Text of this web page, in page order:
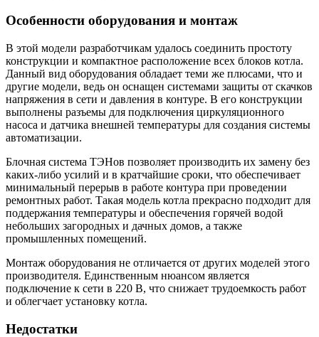
Особенности оборудования и монтаж
В этой модели разработчикам удалось соединить простоту
конструкции и компактное расположение всех блоков котла.
Данный вид оборудования обладает теми же плюсами, что и
другие модели, ведь он оснащен системами защиты от скачков
напряжения в сети и давления в контуре. В его конструкции
выполнены разъемы для подключения циркуляционного
насоса и датчика внешней температуры для создания системы
автоматизации.
Блочная система ТЭНов позволяет производить их замену без
каких-либо усилий и в кратчайшие сроки, что обеспечивает
минимальный перерыв в работе контура при проведении
ремонтных работ. Такая модель котла прекрасно подходит для
поддержания температуры и обеспечения горячей водой
небольших загородных и дачных домов, а также
промышленных помещений.
Монтаж оборудования не отличается от других моделей этого
производителя. Единственным нюансом является
подключение к сети в 220 В, что снижает трудоемкость работ
и облегчает установку котла.
Недостатки